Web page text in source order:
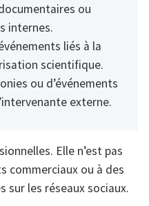
ou
internes.
liés à la
scientifique.
ou d’événements
externe.
Elle n’est pas
commerciaux ou à des
sur les réseaux sociaux.